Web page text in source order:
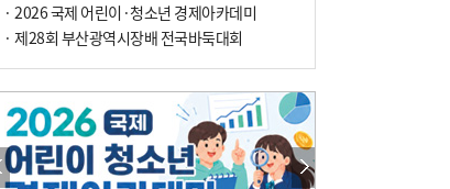
· 2026 국제 어린이·청소년 경제아카데미
· 제28회 부산광역시장배 전국바둑대회